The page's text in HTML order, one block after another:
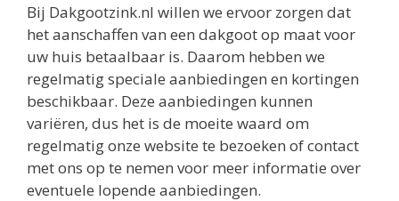
Bij Dakgootzink.nl willen we ervoor zorgen dat
het aanschaffen van een dakgoot op maat voor
uw huis betaalbaar is. Daarom hebben we
regelmatig speciale aanbiedingen en kortingen
beschikbaar. Deze aanbiedingen kunnen
variëren, dus het is de moeite waard om
regelmatig onze website te bezoeken of contact
met ons op te nemen voor meer informatie over
eventuele lopende aanbiedingen.